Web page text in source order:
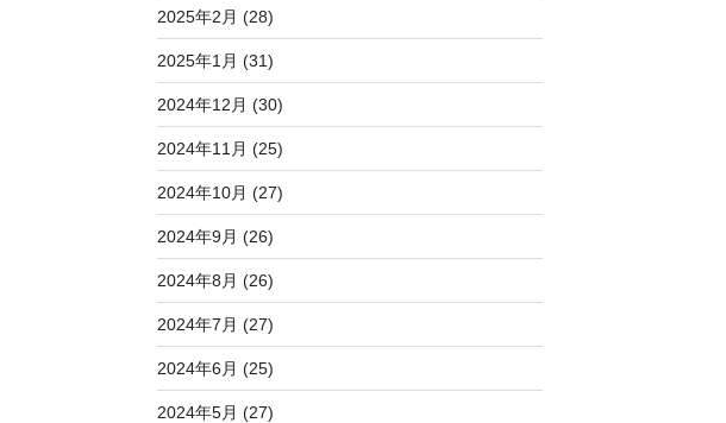
2025年2月 (28)
2025年1月 (31)
2024年12月 (30)
2024年11月 (25)
2024年10月 (27)
2024年9月 (26)
2024年8月 (26)
2024年7月 (27)
2024年6月 (25)
2024年5月 (27)